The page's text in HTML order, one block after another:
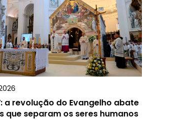
a revolução do Evangelho abate
que separam os seres humanos